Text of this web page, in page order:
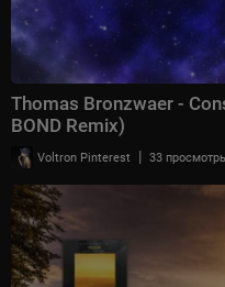
Thomas Bronzwaer -
BOND Remix)
Voltron Pinterest | 33